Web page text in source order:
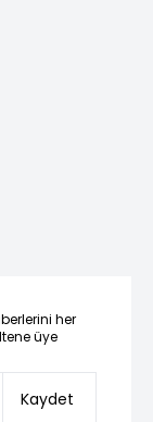
her
üye
Kaydet